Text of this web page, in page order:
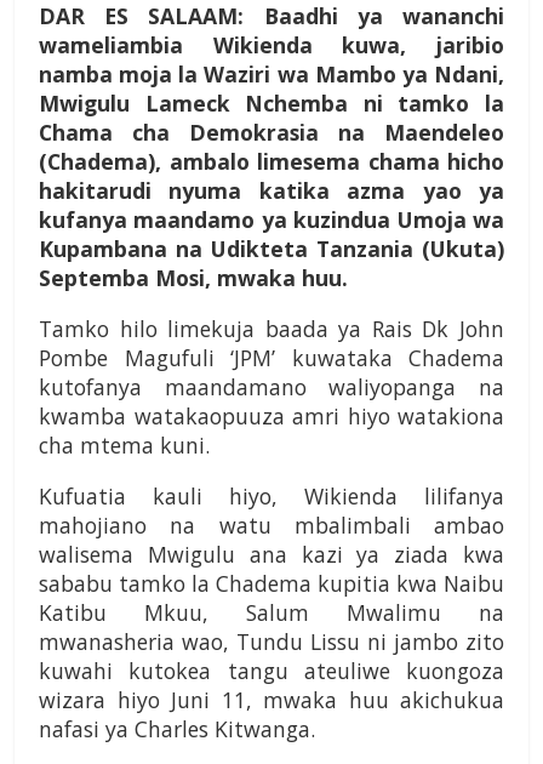
DAR ES SALAAM: Baadhi ya wananchi
wameliambia Wikienda kuwa, jaribio
namba moja la Waziri wa Mambo ya Ndani,
Mwigulu Lameck Nchemba ni tamko la
Chama cha Demokrasia na Maendeleo
(Chadema), ambalo limesema chama hicho
hakitarudi nyuma katika azma yao ya
kufanya maandamo ya kuzindua Umoja wa
Kupambana na Udikteta Tanzania (Ukuta)
Septemba Mosi, mwaka huu.
Tamko hilo limekuja baada ya Rais Dk John
Pombe Magufuli ‘JPM’ kuwataka Chadema
kutofanya maandamano waliyopanga na
kwamba watakaopuuza amri hiyo watakiona
cha mtema kuni.
Kufuatia kauli hiyo, Wikienda lilifanya
mahojiano na watu mbalimbali ambao
walisema Mwigulu ana kazi ya ziada kwa
sababu tamko la Chadema kupitia kwa Naibu
Katibu Mkuu, Salum Mwalimu na
mwanasheria wao, Tundu Lissu ni jambo zito
kuwahi kutokea tangu ateuliwe kuongoza
wizara hiyo Juni 11, mwaka huu akichukua
nafasi ya Charles Kitwanga.